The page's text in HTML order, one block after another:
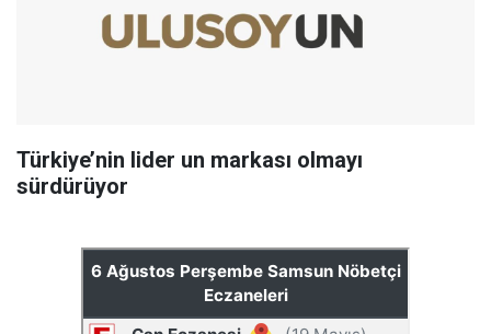
Türkiye’nin lider un markası olmayı
sürdürüyor